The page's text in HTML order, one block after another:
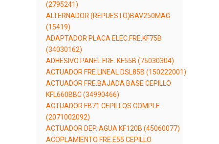
(2795241)
ALTERNADOR (REPUESTO)BAV250MAG
(15419)
ADAPTADOR PLACA ELEC.FRE.KF75B
(34030162)
ADHESIVO PANEL FRE. KF55B (75030304)
ACTUADOR FRE.LINEAL DSL85B (150222001)
ACTUADOR FRE.BAJADA BASE CEPILLO
KFL660BBC (34990466)
ACTUADOR FB71 CEPILLOS COMPLE.
(2071002092)
ACTUADOR DEP. AGUA KF120B (45060077)
ACOPLAMIENTO FRE.E55 CEPILLO